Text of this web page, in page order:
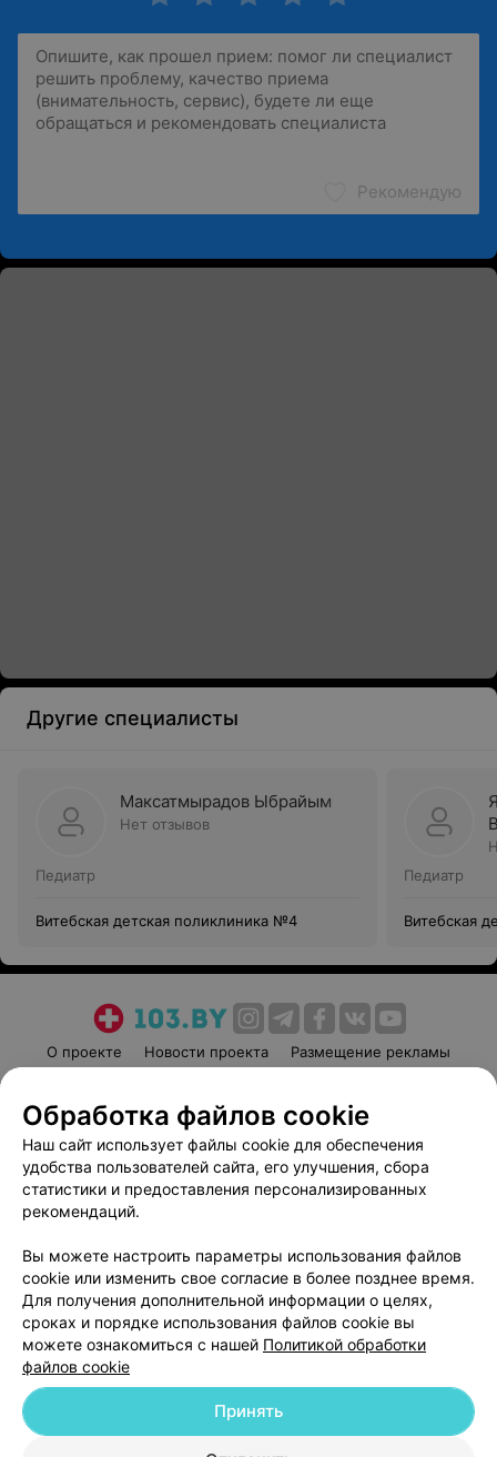
Рекомендую
Другие специалисты
Максатмырадов Ыбрайым
Нет отзывов
Педиатр
Витебская детская поликлиника №4
Педиатр
Витебская
О проекте Новости проекта
Размещение рекламы
Пользовательское соглашение
Способы оплаты
Вакансии
Партнеры
Написать руководителю 103.by
Обработка персональных данных
© 2026 ООО «Артокс Лаб», УНП 191700409
| 220012, Республика Беларусь,
Обработка файлов cookie
Наш сайт использует файлы cookie для обеспечения
удобства пользователей сайта, его улучшения, сбора
статистики и предоставления персонализированных
рекомендаций.
Вы можете настроить параметры использования файлов
cookie или изменить свое согласие в более позднее время.
Для получения дополнительной информации о целях,
сроках и порядке использования файлов cookie вы
можете ознакомиться с нашей Политикой обработки
файлов cookie
Принять